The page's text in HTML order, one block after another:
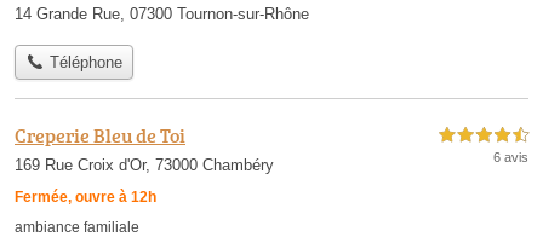
14 Grande Rue, 07300 Tournon-sur-Rhône
Téléphone
Creperie Bleu de Toi
169 Rue Croix d'Or, 73000 Chambéry
Fermée, ouvre à 12h
4,5 étoiles sur 5
6 avis
ambiance familiale